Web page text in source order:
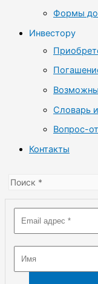
Формы
Инвестору
Словарь
Вопрос-
Контакты